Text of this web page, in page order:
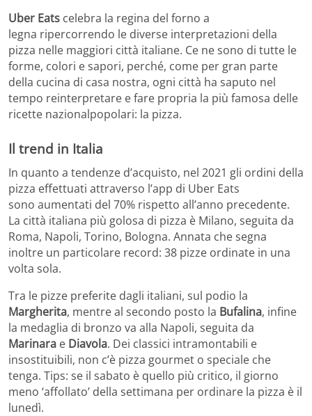
Uber Eats celebra la regina del forno a
legna ripercorrendo le diverse interpretazioni della
pizza nelle maggiori città italiane. Ce ne sono di tutte le
forme, colori e sapori, perché, come per gran parte
della cucina di casa nostra, ogni città ha saputo nel
tempo reinterpretare e fare propria la più famosa delle
ricette nazionalpopolari: la pizza.
Il trend in Italia
In quanto a tendenze d’acquisto, nel 2021 gli ordini della
pizza effettuati attraverso l’app di Uber Eats
sono aumentati del 70% rispetto all’anno precedente.
La città italiana più golosa di pizza è Milano, seguita da
Roma, Napoli, Torino, Bologna. Annata che segna
inoltre un particolare record: 38 pizze ordinate in una
volta sola.
Tra le pizze preferite dagli italiani, sul podio la
Margherita, mentre al secondo posto la Bufalina, infine
la medaglia di bronzo va alla Napoli, seguita da
Marinara e Diavola. Dei classici intramontabili e
insostituibili, non c’è pizza gourmet o speciale che
tenga. Tips: se il sabato è quello più critico, il giorno
meno ‘affollato’ della settimana per ordinare la pizza è il
lunedì.